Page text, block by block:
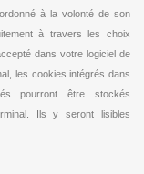
à la volonté de son
à travers les choix
dans votre logiciel de
les cookies intégrés dans
pourront être stockés
Ils y seront lisibles